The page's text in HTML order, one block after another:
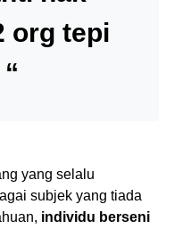
org tepi
yang selalu
subjek yang tiada
individu berseni